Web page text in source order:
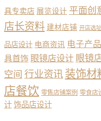
具专卖店 展览设计 平面创
店长资料 建材店铺 开店选址
品店设计 电商资讯 电子产
具首饰 眼镜店设计 眼镜
空间 行业资讯 装饰材
店餐饮 零售店铺案例 零食店
计 饰品店设计